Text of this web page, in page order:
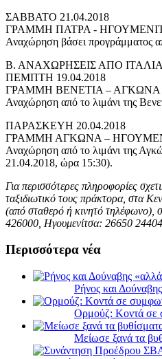
ΣΑΒΒΑΤΟ 21.04.2018
ΓΡΑΜΜΗ ΠΑΤΡΑ -
Αναχώρηση βάσει προγράμματος
Β. ΑΝΑΧΩΡΗΣΕΙΣ ΑΠΟ
ΠΕΜΠΤΗ 19.04.2018
ΓΡΑΜΜΗ ΒΕΝΕΤΙΑ – ΑΓΚΩΝΑ
Αναχώρηση από το λιμάνι της
ΠΑΡΑΣΚΕΥΗ 20.04.2018
ΓΡΑΜΜΗ ΑΓΚΩΝΑ –
Αναχώρηση από το λιμάνι της
21.04.2018, ώρα 15:30).
Για περισσότερες πληροφορίες
ταξιδιωτικό τους πράκτορα,
(από σταθερό ή κινητό τηλέφωνο),
426000, Ηγουμενίτσα: 26650
Περισσότερα νέα
Ρήνος και
Ορμούζ: Κοντά σε
Μείωσε ξανά τα